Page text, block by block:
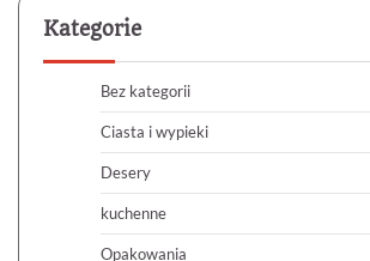
Kategorie
Bez kategorii
Ciasta i wypieki
Desery
kuchenne
Opakowania